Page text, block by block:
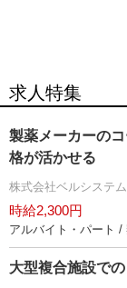
求人特集
製薬メーカーの
格が活かせる
株式会社ベルシステ
時給2,300円
アルバイト・パート
大型複合施設で